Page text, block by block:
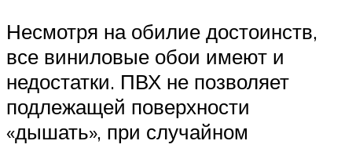
Несмотря на обилие достоинств,
все виниловые обои имеют и
недостатки. ПВХ не позволяет
подлежащей поверхности
«дышать», при случайном